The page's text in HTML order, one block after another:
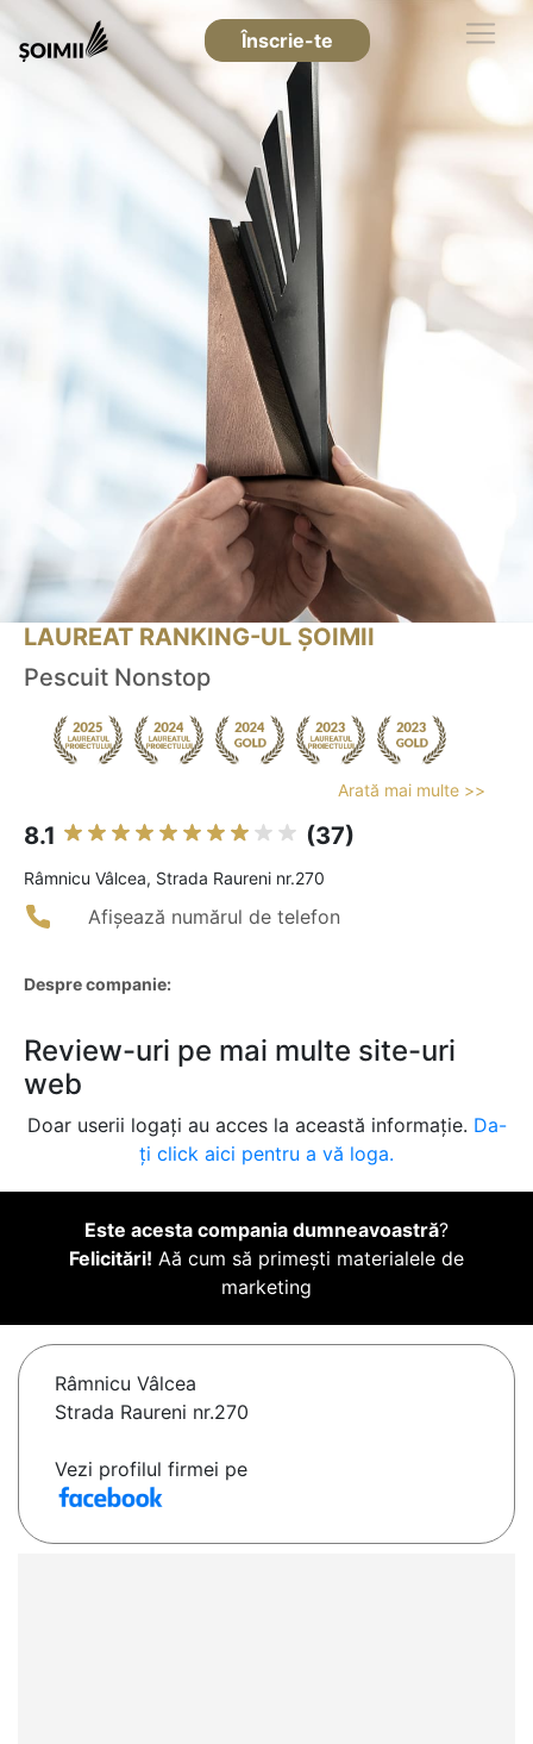
Înscrie-te
LAUREAT RANKING-UL ȘOIMII
Pescuit Nonstop
Arată mai multe >>
8.1 (37)
Râmnicu Vâlcea, Strada Raureni nr.270
Afișează numărul de telefon
Despre companie:
Review-uri pe mai multe site-uri
web
Doar userii logați au acces la această informație. Da-
ți click aici pentru a vă loga.
Este acesta compania dumneavoastră?
Felicitări! Aă cum să primești materialele de
marketing
Râmnicu Vâlcea
Strada Raureni nr.270
Vezi profilul firmei pe